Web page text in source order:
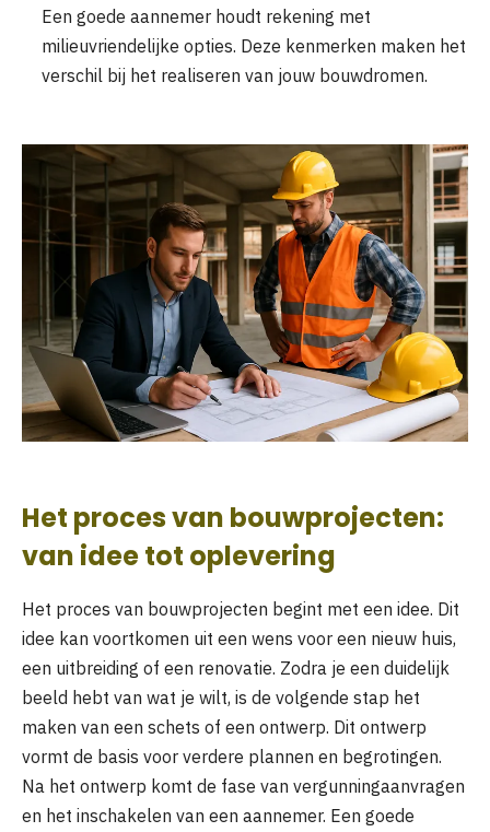
Een goede aannemer houdt rekening met
milieuvriendelijke opties. Deze kenmerken maken het
verschil bij het realiseren van jouw bouwdromen.
Het proces van bouwprojecten:
van idee tot oplevering
Het proces van bouwprojecten begint met een idee. Dit
idee kan voortkomen uit een wens voor een nieuw huis,
een uitbreiding of een renovatie. Zodra je een duidelijk
beeld hebt van wat je wilt, is de volgende stap het
maken van een schets of een ontwerp. Dit ontwerp
vormt de basis voor verdere plannen en begrotingen.
Na het ontwerp komt de fase van vergunningaanvragen
en het inschakelen van een aannemer. Een goede